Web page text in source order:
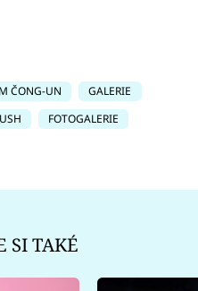
ČONG-UN
GALERIE
FOTOGALERIE
SI TAKÉ